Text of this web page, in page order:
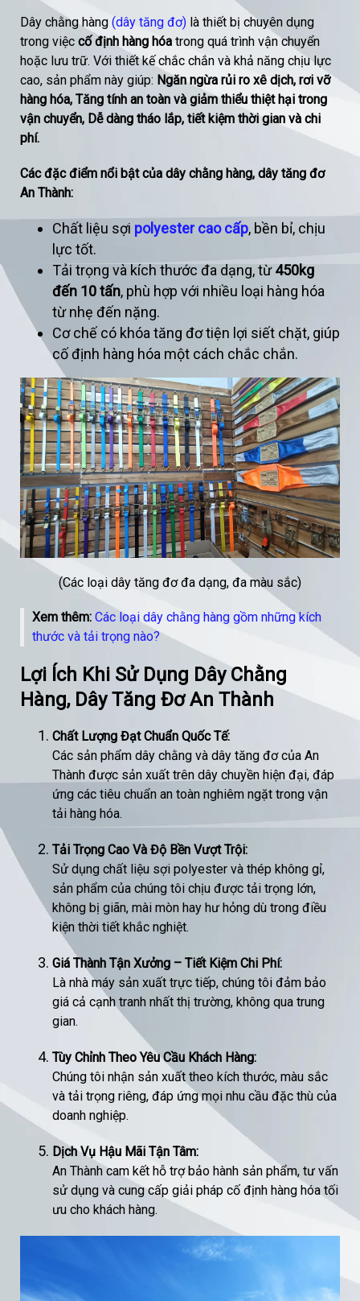
Dây chằng hàng (dây tăng đơ) là thiết bị chuyên dụng
trong việc cố định hàng hóa trong quá trình vận chuyển
hoặc lưu trữ. Với thiết kế chắc chắn và khả năng chịu lực
cao, sản phẩm này giúp: Ngăn ngừa rủi ro xê dịch, rơi vỡ
hàng hóa, Tăng tính an toàn và giảm thiểu thiệt hại trong
vận chuyển, Dễ dàng tháo lắp, tiết kiệm thời gian và chi
phí.
Các đặc điểm nổi bật của dây chằng hàng, dây tăng đơ
An Thành:
Chất liệu sợi polyester cao cấp, bền bỉ, chịu
lực tốt.
Tải trọng và kích thước đa dạng, từ450kg
đến 10 tấn, phù hợp với nhiều loại hàng hóa
từ nhẹ đến nặng.
Cơ chế có khóa tăng đơ tiện lợi siết chặt, giúp
cố định hàng hóa một cách chắc chắn.
(Các loại dây tăng đơ đa dạng, đa màu sắc)
Xem thêm: Các loại dây chằng hàng gồm những kích
thước và tải trọng nào?
Lợi Ích Khi Sử Dụng Dây Chằng
Hàng, Dây Tăng Đơ An Thành
Chất Lượng Đạt Chuẩn Quốc Tế:
Các sản phẩm dây chằng và dây tăng đơ của An
Thành được sản xuất trên dây chuyền hiện đại, đáp
ứng các tiêu chuẩn an toàn nghiêm ngặt trong vận
tải hàng hóa.
Tải Trọng Cao Và Độ Bền Vượt Trội:
Sử dụng chất liệu sợi polyester và thép không gỉ,
sản phẩm của chúng tôi chịu được tải trọng lớn,
không bị giãn, mài mòn hay hư hỏng dù trong điều
kiện thời tiết khắc nghiệt.
Giá Thành Tận Xưởng – Tiết Kiệm Chi Phí:
Là nhà máy sản xuất trực tiếp, chúng tôi đảm bảo
giá cả cạnh tranh nhất thị trường, không qua trung
gian.
Tùy Chỉnh Theo Yêu Cầu Khách Hàng:
Chúng tôi nhận sản xuất theo kích thước, màu sắc
và tải trọng riêng, đáp ứng mọi nhu cầu đặc thù của
doanh nghiệp.
Dịch Vụ Hậu Mãi Tận Tâm:
An Thành cam kết hỗ trợ bảo hành sản phẩm, tư vấn
sử dụng và cung cấp giải pháp cố định hàng hóa tối
ưu cho khách hàng.